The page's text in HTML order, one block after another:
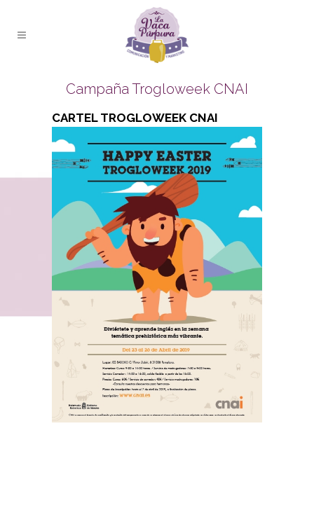
Campaña Trogloweek CNAI
CARTEL TROGLOWEEK CNAI